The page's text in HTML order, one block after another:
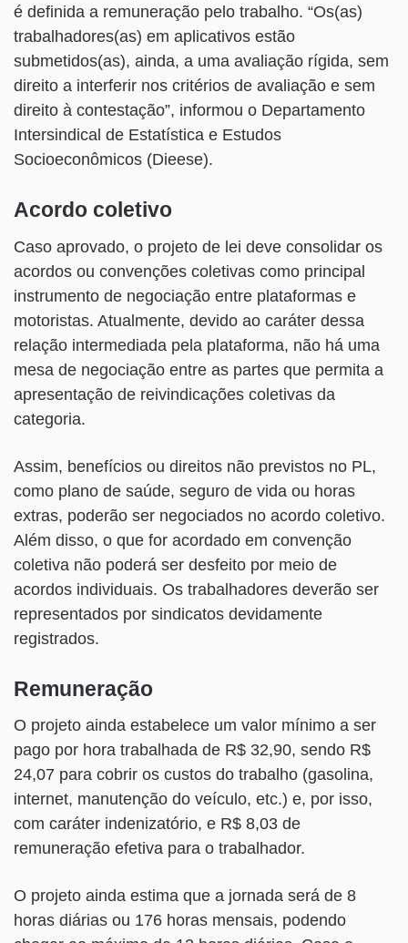
é definida a remuneração pelo trabalho. “Os(as)
trabalhadores(as) em aplicativos estão
submetidos(as), ainda, a uma avaliação rígida, sem
direito a interferir nos critérios de avaliação e sem
direito à contestação”, informou o Departamento
Intersindical de Estatística e Estudos
Socioeconômicos (Dieese).
Acordo coletivo
Caso aprovado, o projeto de lei deve consolidar os
acordos ou convenções coletivas como principal
instrumento de negociação entre plataformas e
motoristas. Atualmente, devido ao caráter dessa
relação intermediada pela plataforma, não há uma
mesa de negociação entre as partes que permita a
apresentação de reivindicações coletivas da
categoria.
Assim, benefícios ou direitos não previstos no PL,
como plano de saúde, seguro de vida ou horas
extras, poderão ser negociados no acordo coletivo.
Além disso, o que for acordado em convenção
coletiva não poderá ser desfeito por meio de
acordos individuais. Os trabalhadores deverão ser
representados por sindicatos devidamente
registrados.
Remuneração
O projeto ainda estabelece um valor mínimo a ser
pago por hora trabalhada de R$ 32,90, sendo R$
24,07 para cobrir os custos do trabalho (gasolina,
internet, manutenção do veículo, etc.) e, por isso,
com caráter indenizatório, e R$ 8,03 de
remuneração efetiva para o trabalhador.
O projeto ainda estima que a jornada será de 8
horas diárias ou 176 horas mensais, podendo